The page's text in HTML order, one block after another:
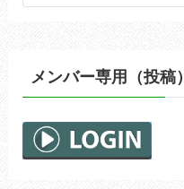
メンバー専用（投稿）